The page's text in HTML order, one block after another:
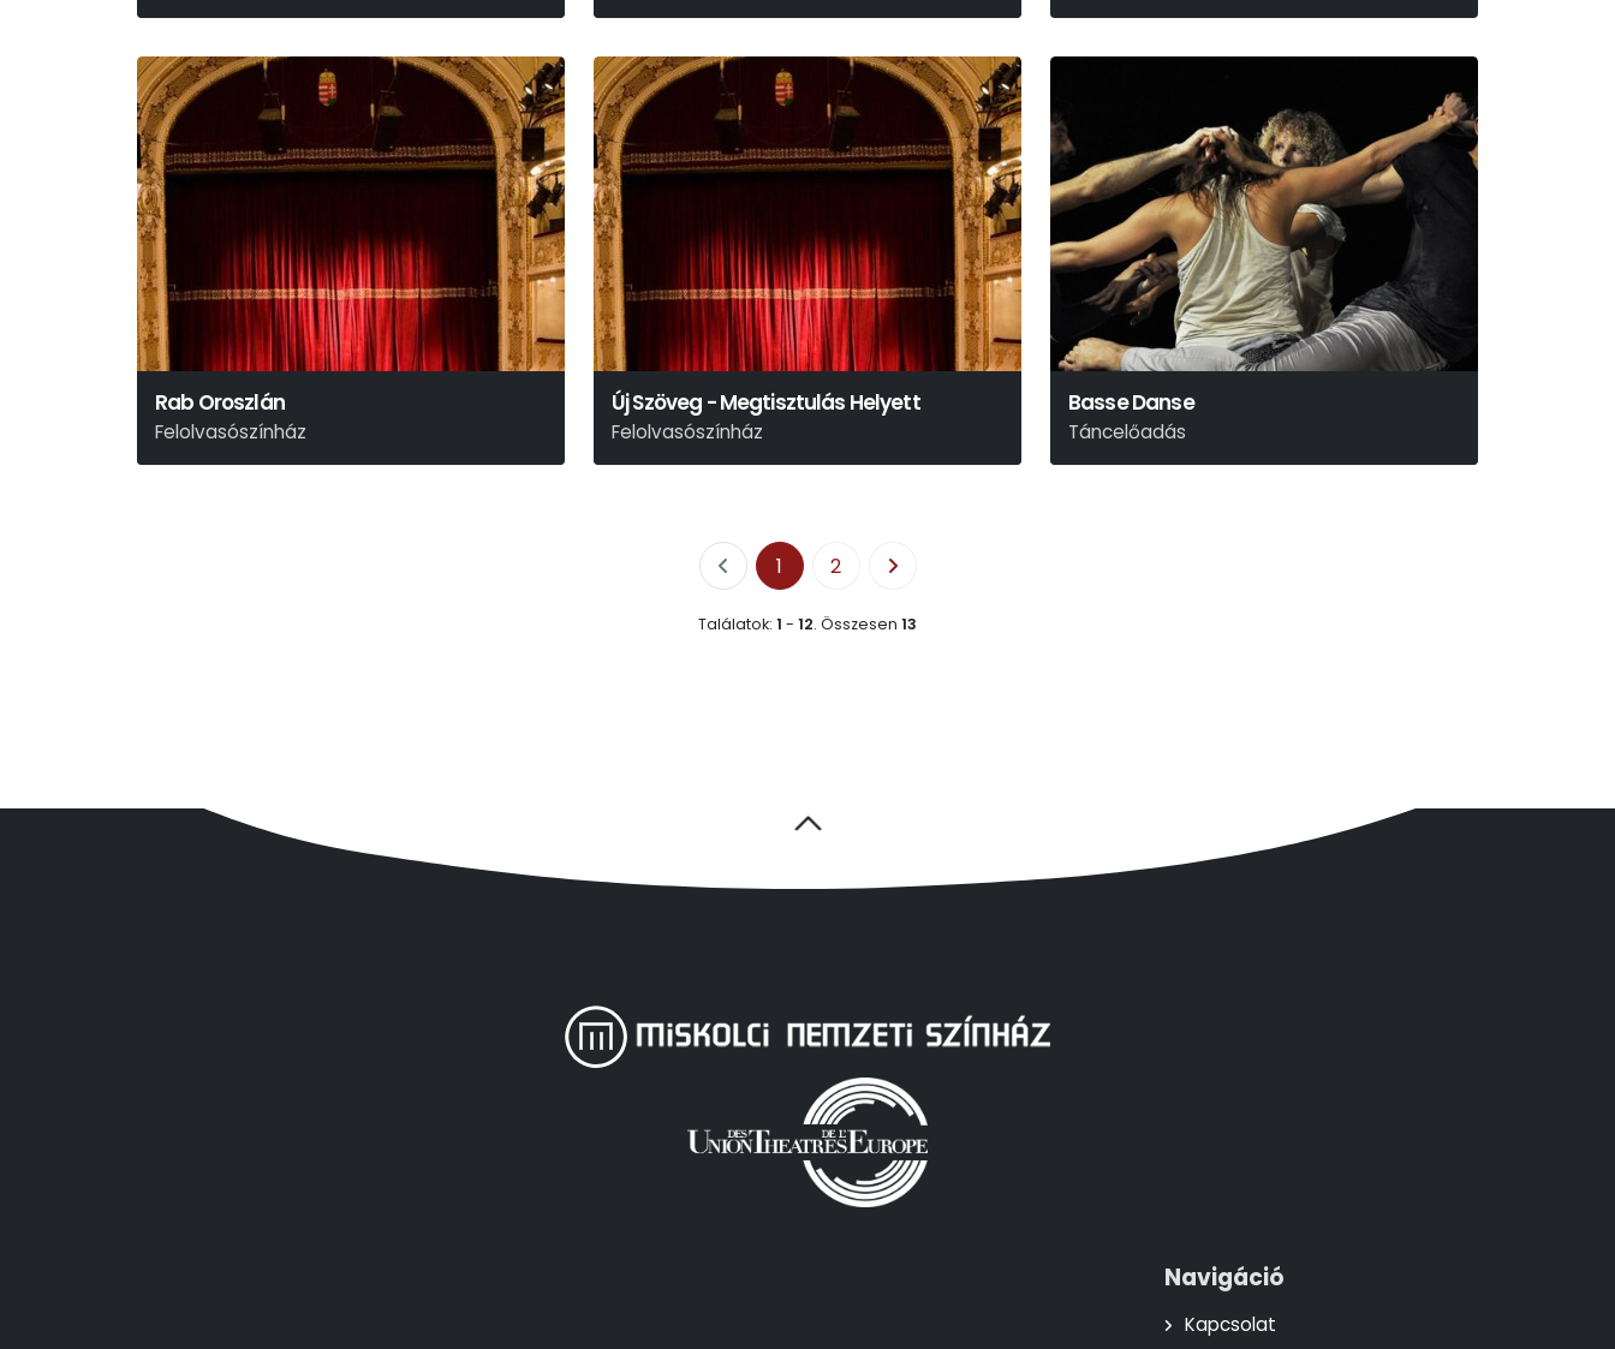
William Shakespeare
Rab Oroszlán
Felolvasószínház
Új Szöveg - Megtisztulás Helyett
Felolvasószínház
Basse Danse
Táncelőadás
1 2
Találatok: 1 - 12. Összesen 13
Navigáció
Kapcsolat